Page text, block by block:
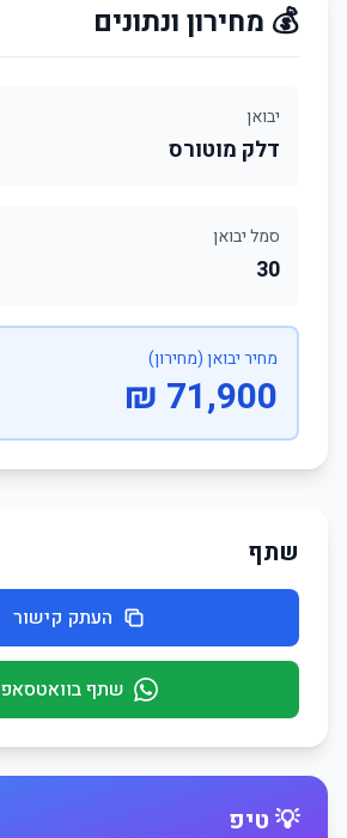
💰 מחירון ונתונים
יבואן
דלק מוטורס
סמל יבואן
30
מחיר יבואן (מחירון)
71,900 ₪
שתף
העתק קישור
שתף בוואטסאפ
💡 טיפ